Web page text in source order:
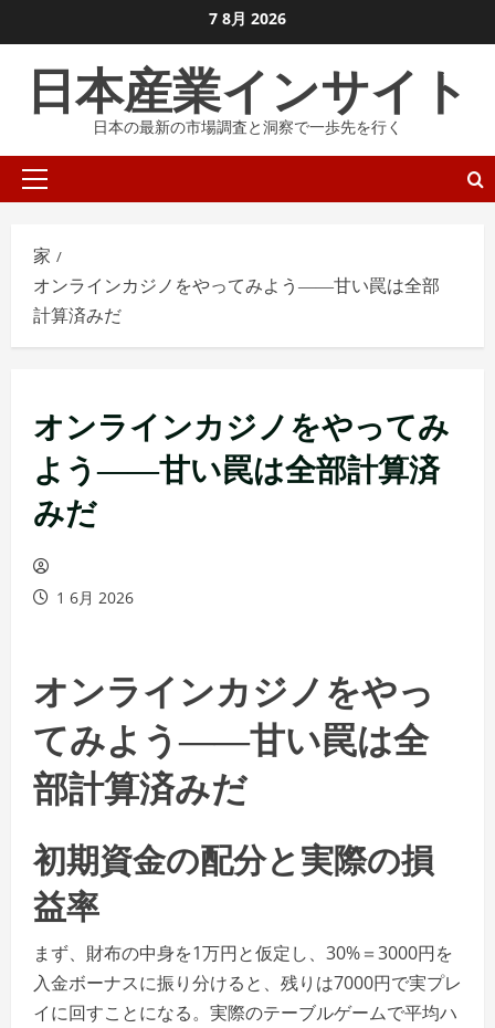
ン
に
ま
7 8月 2026
日本産業インサイト
日本の最新の市場調査と洞察で一歩先を行く
プ
イ
マ
リ
メ
ー
家
オンラインカジノをやってみよう――甘い罠は全部
計算済みだ
オンラインカジノをやってみ
よう――甘い罠は全部計算済
みだ
1 6月 2026
オンラインカジノをやっ
てみよう――甘い罠は全
部計算済みだ
初期資金の配分と実際の損
益率
まず、財布の中身を1万円と仮定し、30%＝3000円を
入金ボーナスに振り分けると、残りは7000円で実プレ
イに回すことになる。実際のテーブルゲームで平均ハ